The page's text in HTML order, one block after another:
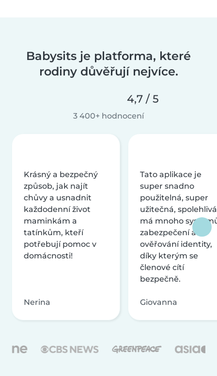
Babysits je platforma, které
rodiny důvěřují nejvíce.
4,7 / 5
3 400+ hodnocení
Krásný a bezpečný
způsob, jak najít
chůvy a usnadnit
každodenní život
maminkám a
tatínkům, kteří
potřebují pomoc v
domácnosti!
Nerina
Tato aplikace je
super snadno
použitelná, super
užitečná,
má mnoho
zabezpečení a
ověřování identity,
díky kterým se
členové cítí
bezpečně.
Giovanna